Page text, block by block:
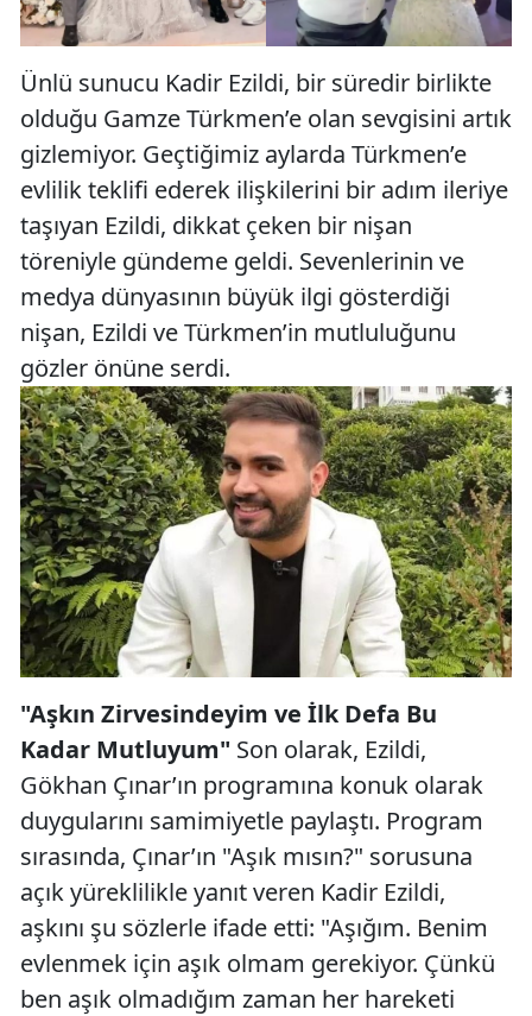
Ünlü sunucu Kadir Ezildi, bir süredir birlikte
olduğu Gamze Türkmen’e olan sevgisini artık
gizlemiyor. Geçtiğimiz aylarda Türkmen’e
evlilik teklifi ederek ilişkilerini bir adım ileriye
taşıyan Ezildi, dikkat çeken bir nişan
töreniyle gündeme geldi. Sevenlerinin ve
medya dünyasının büyük ilgi gösterdiği
nişan, Ezildi ve Türkmen’in mutluluğunu
gözler önüne serdi.
"Aşkın Zirvesindeyim ve İlk Defa Bu
Kadar Mutluyum" Son olarak, Ezildi,
Gökhan Çınar’ın programına konuk olarak
duygularını samimiyetle paylaştı. Program
sırasında, Çınar’ın "Aşık mısın?" sorusuna
açık yüreklilikle yanıt veren Kadir Ezildi,
aşkını şu sözlerle ifade etti: "Aşığım. Benim
evlenmek için aşık olmam gerekiyor. Çünkü
ben aşık olmadığım zaman her hareketi